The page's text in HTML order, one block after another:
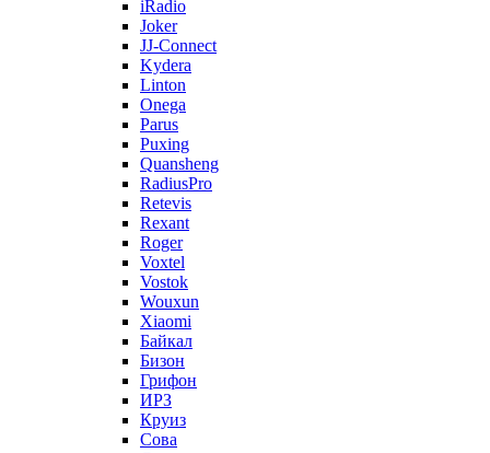
iRadio
Joker
JJ-Connect
Kydera
Linton
Onega
Parus
Puxing
Quansheng
RadiusPro
Retevis
Rexant
Roger
Voxtel
Vostok
Wouxun
Xiaomi
Байкал
Бизон
Грифон
ИРЗ
Круиз
Сова